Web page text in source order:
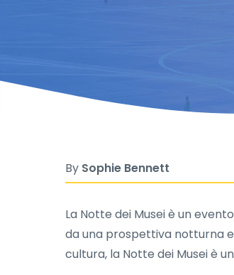
By Sophie Bennett
La Notte dei Musei è un
da una prospettiva notturna
cultura, la Notte dei Musei è